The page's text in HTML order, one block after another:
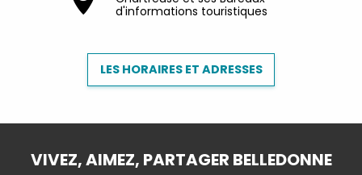
d'informations touristiques
LES HORAIRES ET ADRESSES
VIVEZ, AIMEZ, PARTAGER BELLEDONNE